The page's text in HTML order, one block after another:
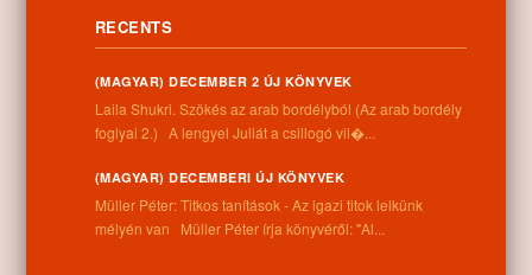
Information
4262 Nyíracsád, Kassai u. 4.
Phone number:
+36 52 206 031
RECENTS
(MAGYAR) DECEMBER 2 ÚJ KÖNYVEK
Laila Shukri. Szökés ​az arab bordélyból (Az arab bordély
foglyai 2.) A lengyel Juliát a csillogó vil�...
(MAGYAR) DECEMBERI ÚJ KÖNYVEK
Müller Péter: Titkos tanítások - Az igazi titok lelkünk
mélyén van Müller Péter írja könyvéről: "Al...